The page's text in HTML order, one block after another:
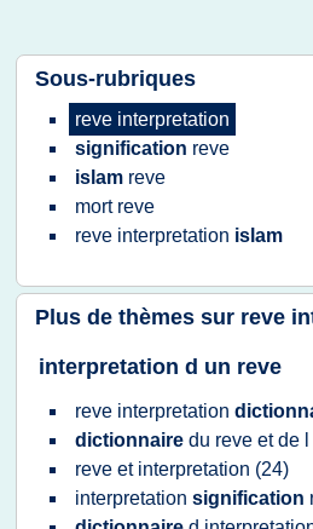
Sous-rubriques
reve interpretation
signification reve
islam reve
mort reve
reve interpretation islam
Plus de thèmes sur reve
interpretation d un reve
reve interpretation
dictionnaire du reve et de l
reve et interpretation (24)
interpretation signification